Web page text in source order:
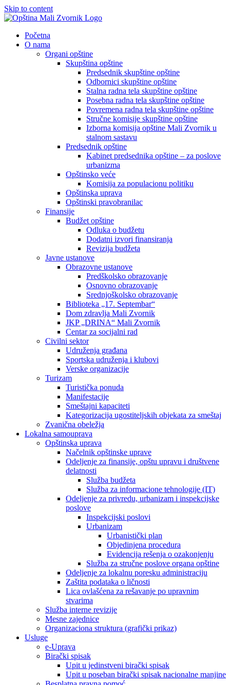
Skip to content
Početna
O nama
Organi opštine
Skupština opštine
Predsednik skupštine opštine
Odbornici skupštine opštine
Stalna radna tela skupštine opštine
Posebna radna tela skupštine opštine
Povremena radna tela skupštine opštine
Stručne komisije skupštine opštine
Izborna komisija opštine Mali Zvornik u
stalnom sastavu
Predsednik opštine
Kabinet predsednika opštine – za poslove
urbanizma
Opštinsko veće
Komisija za populacionu politiku
Opštinska uprava
Opštinski pravobranilac
Finansije
Budžet opštine
Odluka o budžetu
Dodatni izvori finansiranja
Revizija budžeta
Javne ustanove
Obrazovne ustanove
Predškolsko obrazovanje
Osnovno obrazovanje
Srednjoškolsko obrazovanje
Biblioteka „17. Septembar“
Dom zdravlja Mali Zvornik
JKP „DRINA“ Mali Zvornik
Centar za socijalni rad
Civilni sektor
Udruženja građana
Sportska udruženja i klubovi
Verske organizacije
Turizam
Turistička ponuda
Manifestacije
Smeštajni kapaciteti
Kategorizacija ugostiteljskih objekata za smeštaj
Zvanična obeležja
Lokalna samouprava
Opštinska uprava
Načelnik opštinske uprave
Odeljenje za finansije, opštu upravu i društvene
delatnosti
Služba budžeta
Služba za informacione tehnologije (IT)
Odeljenje za privredu, urbanizam i inspekcijske
poslove
Inspekcijski poslovi
Urbanizam
Urbanistički plan
Objedinjena procedura
Evidencija rešenja o ozakonjenju
Služba za stručne poslove organa opštine
Odeljenje za lokalnu poresku administraciju
Zaštita podataka o ličnosti
Lica ovlašćena za rešavanje po upravnim
stvarima
Služba interne revizije
Mesne zajednice
Organizaciona struktura (grafički prikaz)
Usluge
e-Uprava
Birački spisak
Upit u jedinstveni birački spisak
Upit u poseban birački spisak nacionalne manjine